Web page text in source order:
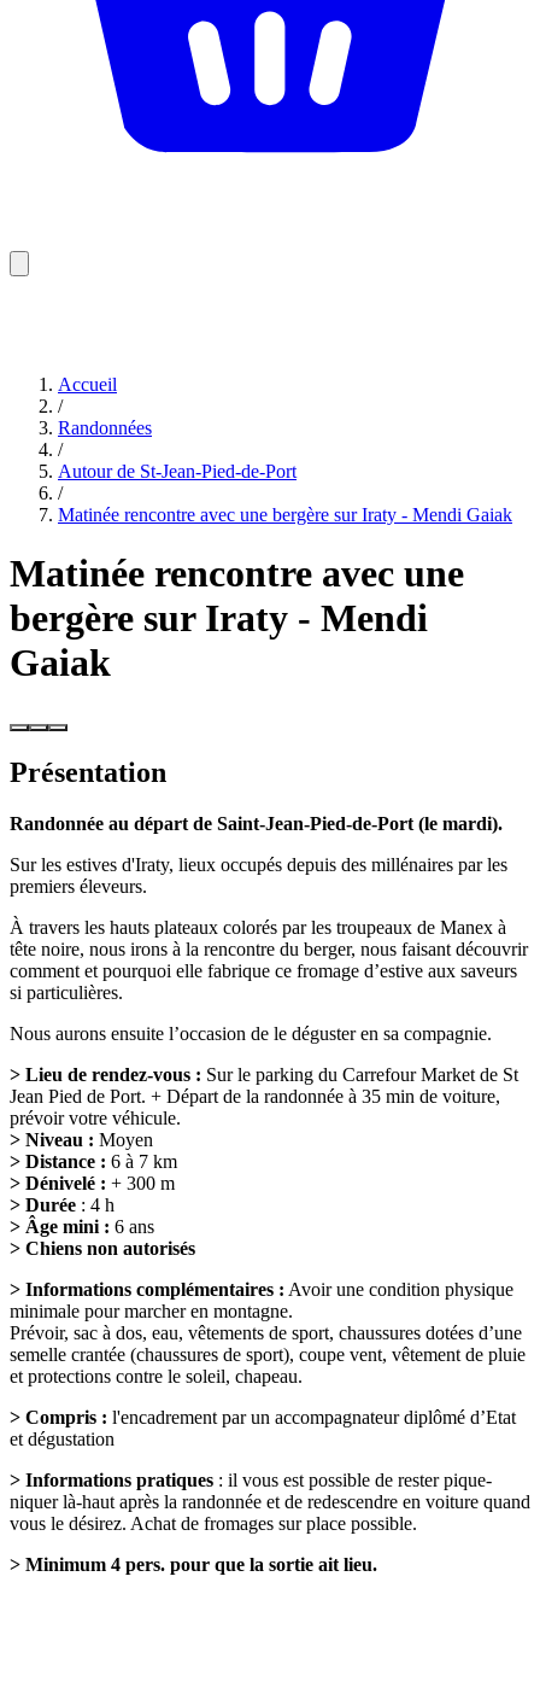
Accueil
/
Randonnées
/
Autour de St-Jean-Pied-de-Port
/
Matinée rencontre avec une bergère sur Iraty - Mendi Gaiak
Matinée rencontre avec une
bergère sur Iraty - Mendi
Gaiak
Présentation
Randonnée au départ de Saint-Jean-Pied-de-Port (le mardi).
Sur les estives d'Iraty, lieux occupés depuis des millénaires par les
premiers éleveurs.
À travers les hauts plateaux colorés par les troupeaux de Manex à
tête noire, nous irons à la rencontre du berger, nous faisant découvrir
comment et pourquoi elle fabrique ce fromage d’estive aux saveurs
si particulières.
Nous aurons ensuite l’occasion de le déguster en sa compagnie.
> Lieu de rendez-vous : Sur le parking du Carrefour Market de St
Jean Pied de Port. + Départ de la randonnée à 35 min de voiture,
prévoir votre véhicule.
> Niveau : Moyen
> Distance : 6 à 7 km
> Dénivelé : + 300 m
> Durée : 4 h
> Âge mini : 6 ans
> Chiens non autorisés
> Informations complémentaires : Avoir une condition physique
minimale pour marcher en montagne.
Prévoir, sac à dos, eau, vêtements de sport, chaussures dotées d’une
semelle crantée (chaussures de sport), coupe vent, vêtement de pluie
et protections contre le soleil, chapeau.
> Compris : l'encadrement par un accompagnateur diplômé d’Etat
et dégustation
> Informations pratiques : il vous est possible de rester pique-
niquer là-haut après la randonnée et de redescendre en voiture quand
vous le désirez. Achat de fromages sur place possible.
> Minimum 4 pers. pour que la sortie ait lieu.